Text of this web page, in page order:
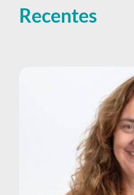
Recentes